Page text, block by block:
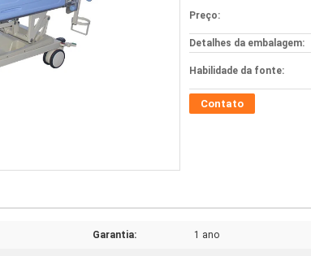
Preço:
Detalhes da embalagem:
Habilidade da fonte:
Contato
Garantia: 1 ano